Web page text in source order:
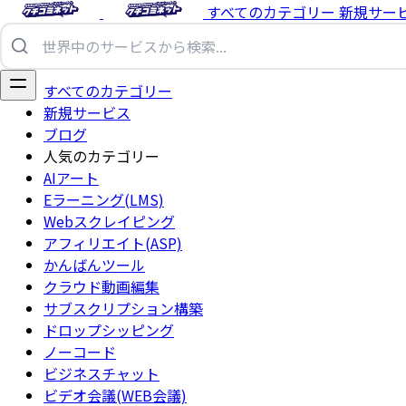
すべてのカテゴリー 新規サー
すべてのカテゴリー
新規サービス
ブログ
人気のカテゴリー
AIアート
Eラーニング(LMS)
Webスクレイピング
アフィリエイト(ASP)
かんばんツール
クラウド動画編集
サブスクリプション構築
ドロップシッピング
ノーコード
ビジネスチャット
ビデオ会議(WEB会議)